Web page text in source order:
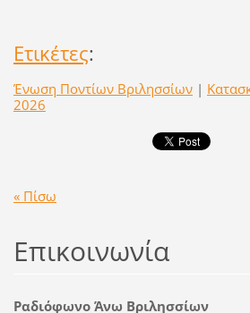
Ετικέτες:
Ένωση Ποντίων Βριλησσίων |
2026
« Πίσω
Επικοινωνία
Ραδιόφωνο Άνω Βριλησσίων